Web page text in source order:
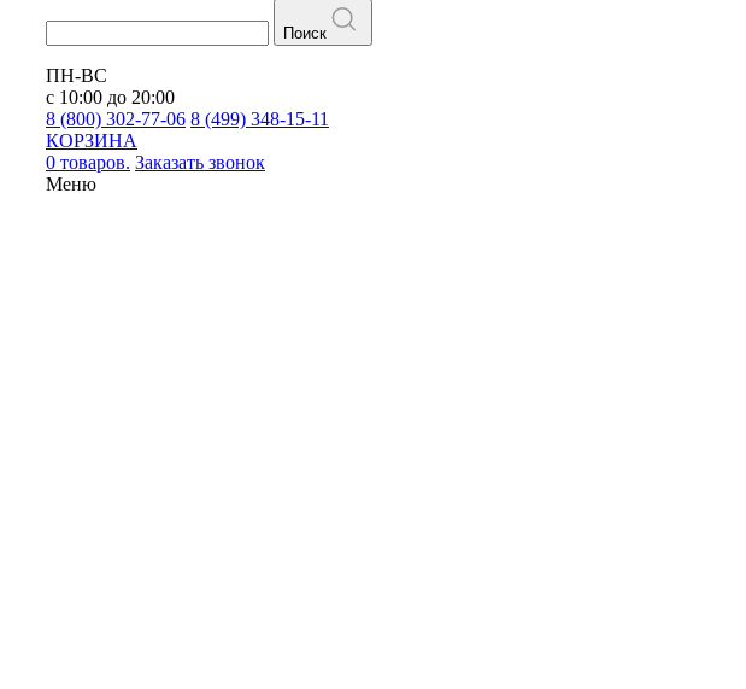
Поиск
ПН-ВС
с 10:00 до 20:00
8 (800) 302-77-06 8 (499) 348-15-11
КОРЗИНА
0 товаров. Заказать звонок
Меню